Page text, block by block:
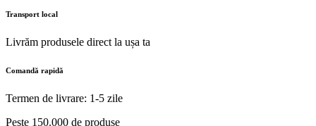
Transport local
Livrăm produsele direct la ușa ta
Comandă rapidă
Termen de livrare: 1-5 zile
Peste 150.000 de produse